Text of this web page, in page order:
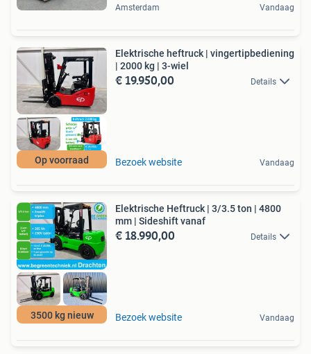
Amsterdam Vandaag
Op voorraad
Elektrische heftruck | vingertipbediening
| 2000 kg | 3-wiel
€ 19.950,00 Details
Bezoek website Vandaag
3500 kg nieuw
Elektrische Heftruck | 3/3.5 ton | 4800
mm | Sideshift vanaf
€ 18.990,00 Details
Bezoek website Vandaag